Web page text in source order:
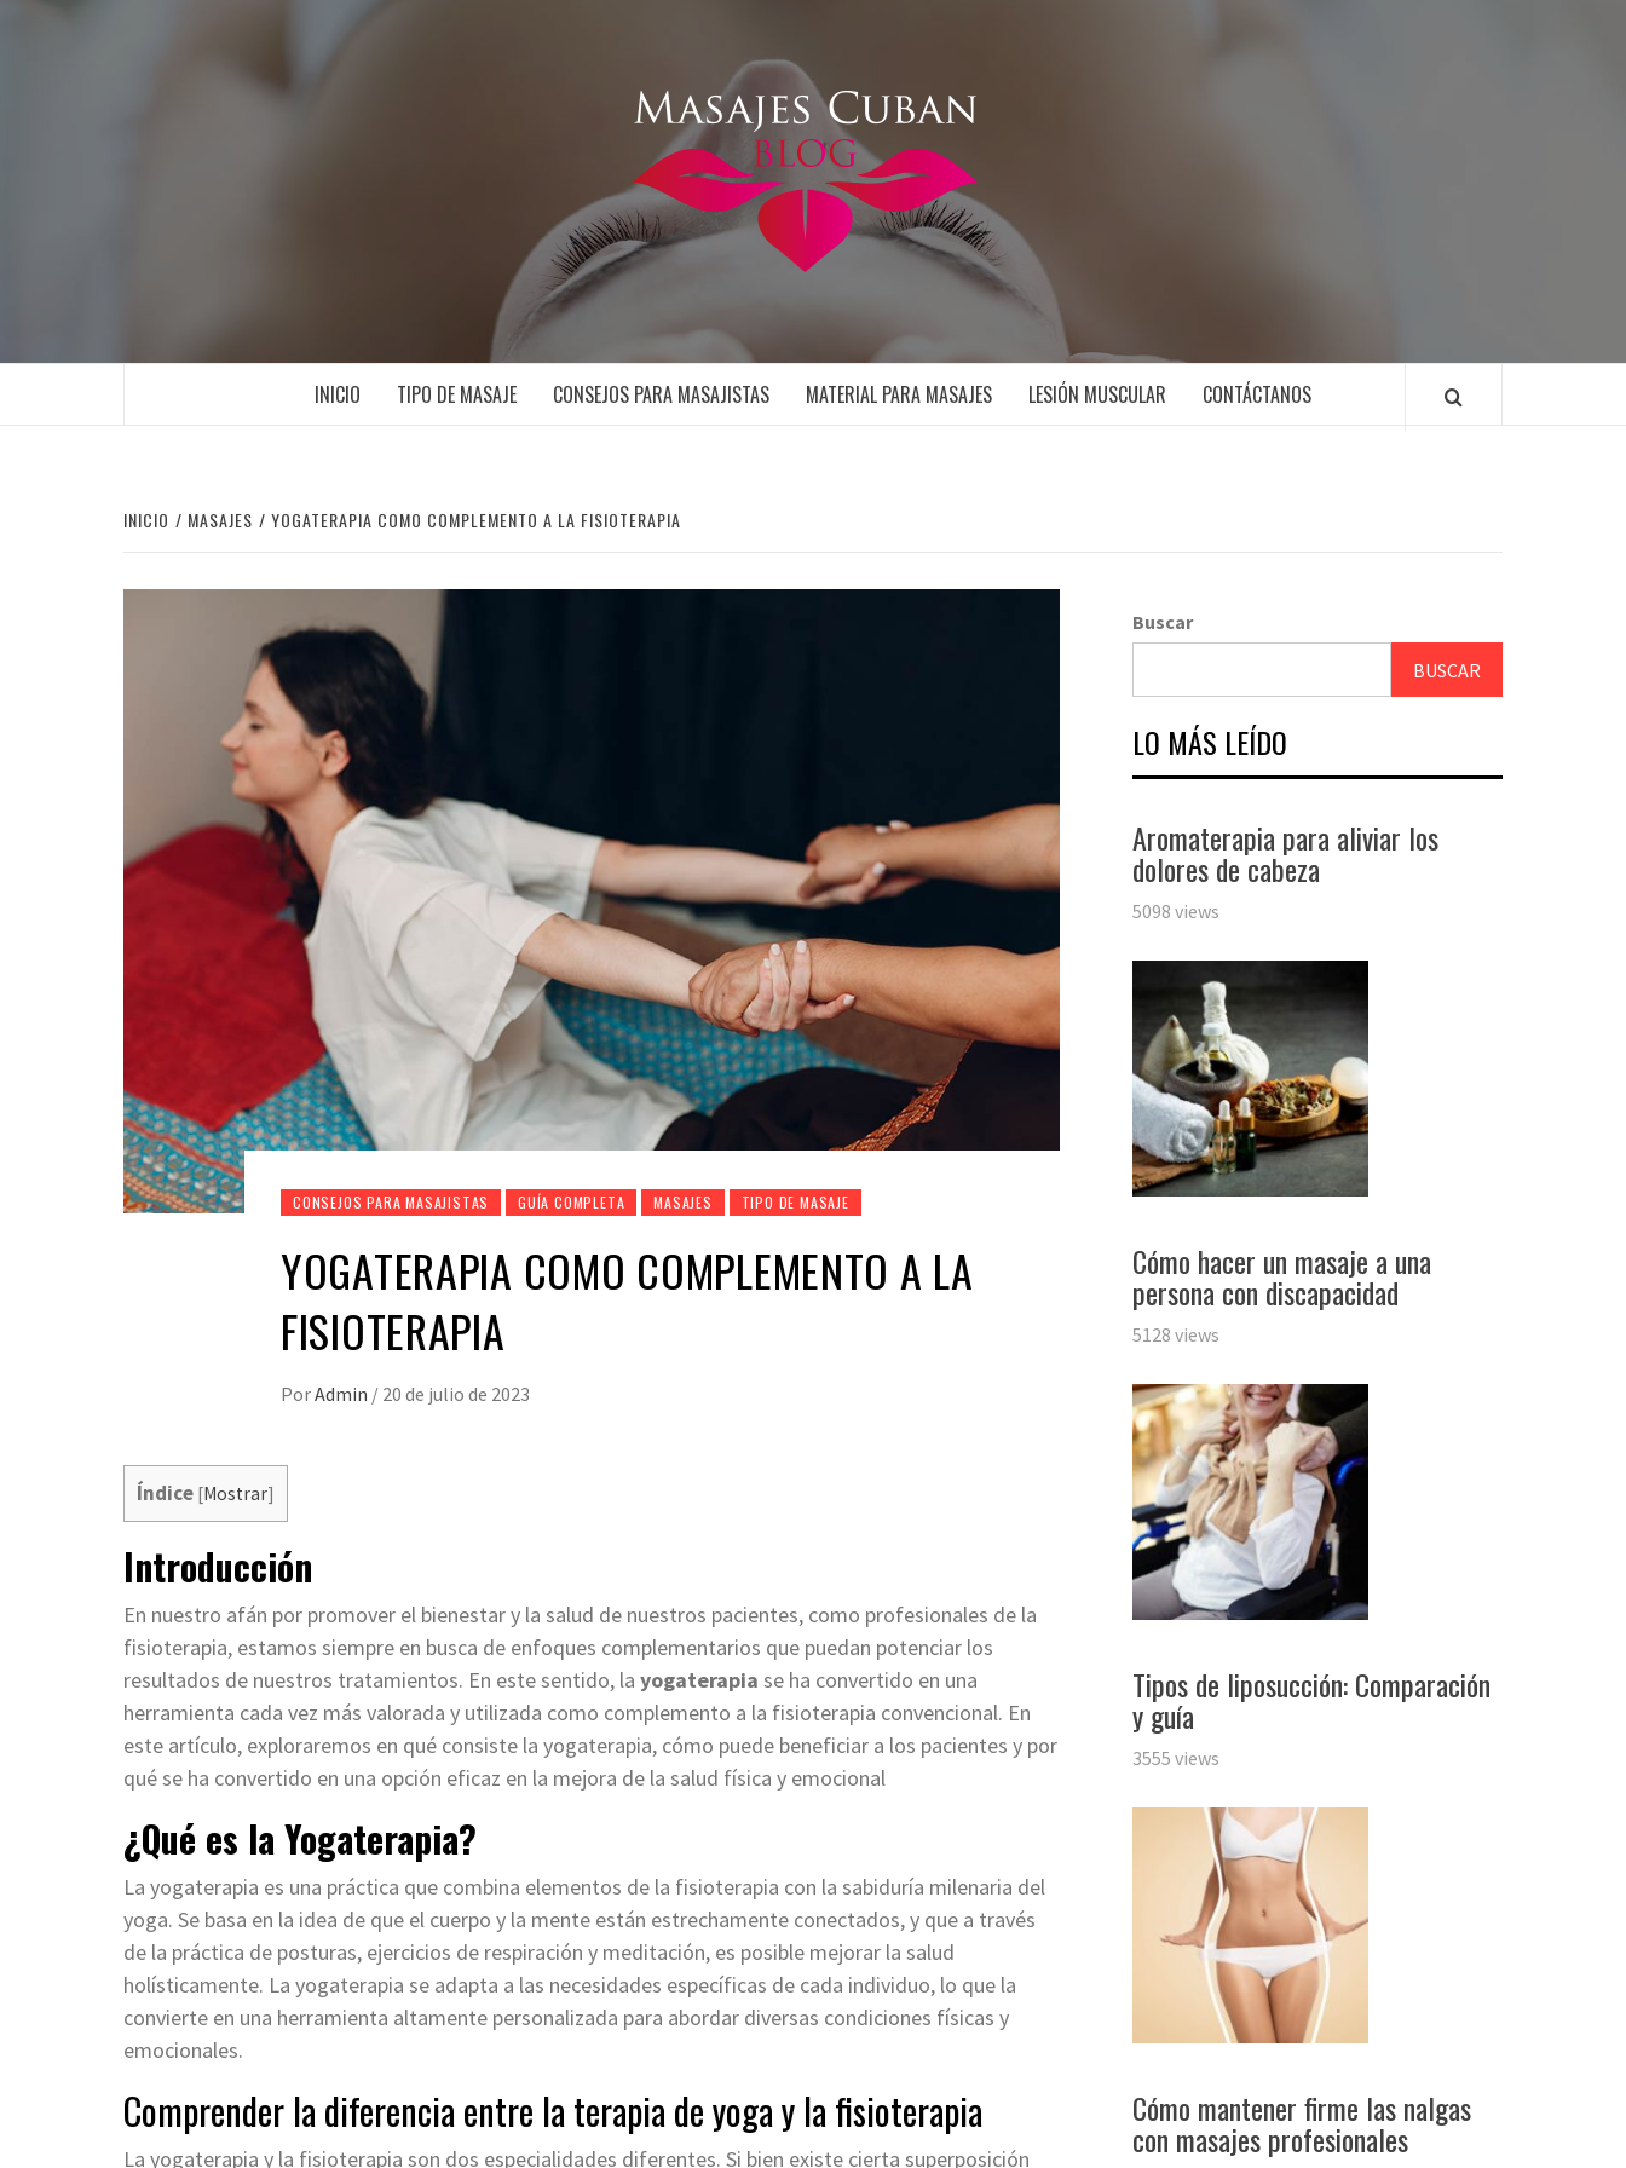
INICIO TIPO DE MASAJE CONSEJOS PARA MASAJISTAS MATERIAL PARA MASAJES LESIÓN MUSCULAR CONTÁCTANOS
INICIO MASAJES YOGATERAPIA COMO COMPLEMENTO A LA FISIOTERAPIA
CONSEJOS PARA MASAJISTAS GUÍA COMPLETA MASAJES TIPO DE MASAJE
YOGATERAPIA COMO COMPLEMENTO A LA
FISIOTERAPIA
PorAdmin / 20 de julio de 2023
Índice [Mostrar]
Introducción
En nuestro afán por promover el bienestar y la salud de nuestros pacientes, como profesionales de la
fisioterapia, estamos siempre en busca de enfoques complementarios que puedan potenciar los
resultados de nuestros tratamientos. En este sentido, la yogaterapia se ha convertido en una
herramienta cada vez más valorada y utilizada como complemento a la fisioterapia convencional. En
este artículo, exploraremos en qué consiste la yogaterapia, cómo puede beneficiar a los pacientes y por
qué se ha convertido en una opción eficaz en la mejora de la salud física y emocional
¿Qué es la Yogaterapia?
La yogaterapia es una práctica que combina elementos de la fisioterapia con la sabiduría milenaria del
yoga. Se basa en la idea de que el cuerpo y la mente están estrechamente conectados, y que a través
de la práctica de posturas, ejercicios de respiración y meditación, es posible mejorar la salud
holísticamente. La yogaterapia se adapta a las necesidades específicas de cada individuo, lo que la
convierte en una herramienta altamente personalizada para abordar diversas condiciones físicas y
emocionales.
Comprender la diferencia entre la terapia de yoga y la fisioterapia
La yogaterapia y la fisioterapia son dos especialidades diferentes. Si bien existe cierta superposición
Buscar
BUSCAR
LO MÁS LEÍDO
Aromaterapia para aliviar los
dolores de cabeza
5098 views
Cómo hacer un masaje a una
persona con discapacidad
5128 views
Tipos de liposucción: Comparación
y guía
3555 views
Cómo mantener firme las nalgas
con masajes profesionales